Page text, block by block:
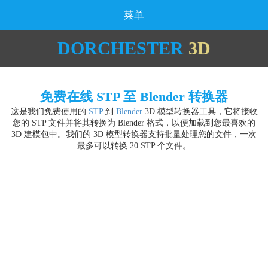
菜单
DORCHESTER 3D
免费在线 STP 至 Blender 转换器
这是我们免费使用的 STP到 Blender3D 模型转换器工具，它将接收
您的 STP 文件并将其转换为 Blender 格式，以便加载到您最喜欢的
3D 建模包中。我们的 3D 模型转换器支持批量处理您的文件，一次
最多可以转换 20 STP 个文件。